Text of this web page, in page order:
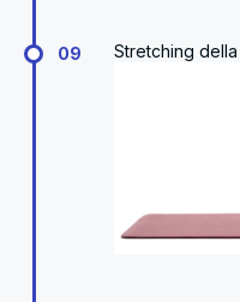
09 Stretching